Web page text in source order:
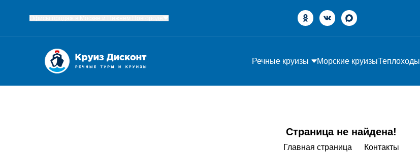
Речные круизы Морские круизыТеплоходы
Страница не найдена!
Главная страница Контакты